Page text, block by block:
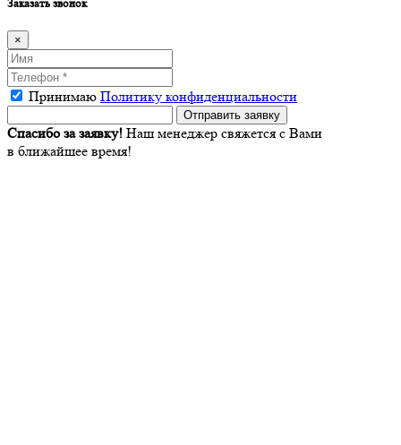
Заказать звонок
×
Принимаю Политику конфиденциальности
Спасибо за заявку! Наш менеджер свяжется с Вами
в ближайшее время!